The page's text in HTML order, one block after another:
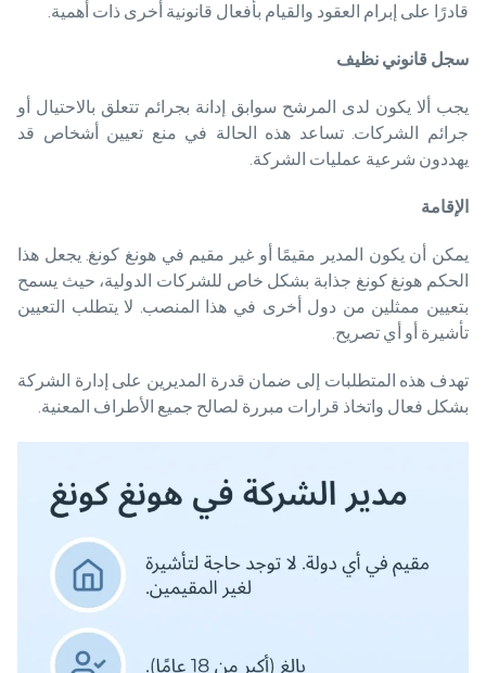
قادرًا على إبرام العقود والقيام بأفعال قانونية أخرى ذات أهمية.
سجل قانوني نظيف
يجب ألا يكون لدى المرشح سوابق إدانة بجرائم تتعلق بالاحتيال أو
جرائم الشركات. تساعد هذه الحالة في منع تعيين أشخاص قد
يهددون شرعية عمليات الشركة.
الإقامة
يمكن أن يكون المدير مقيمًا أو غير مقيم في هونغ كونغ. يجعل هذا
الحكم هونغ كونغ جذابة بشكل خاص للشركات الدولية، حيث يسمح
بتعيين ممثلين من دول أخرى في هذا المنصب. لا يتطلب التعيين
تأشيرة أو أي تصريح.
تهدف هذه المتطلبات إلى ضمان قدرة المديرين على إدارة الشركة
بشكل فعال واتخاذ قرارات مبررة لصالح جميع الأطراف المعنية.